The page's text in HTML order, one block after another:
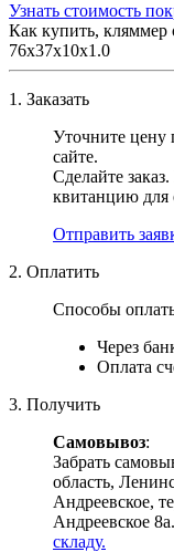
Узнать стоимость
Как купить, кляммер
76х37х10x1.0
1. Заказать
Уточните цену
сайте.
Сделайте
квитанцию для
Отправить
2. Оплатить
Способы
Через
Оплата
3. Получить
Самовывоз:
Забрать
область,
Андреевское,
Андреевское 8а.
складу.